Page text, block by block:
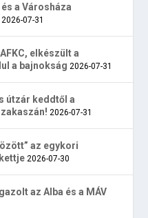
a Városháza
2026-07-31
elkészült a
a bajnokság 2026-07-31
útzár keddtől a
2026-07-31
az egykori
2026-07-30
az Alba és a MÁV